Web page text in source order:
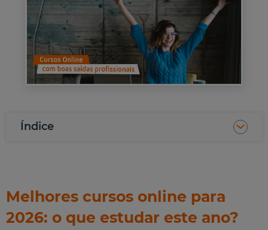
Índice
Melhores cursos online para
2026: o que estudar este ano?